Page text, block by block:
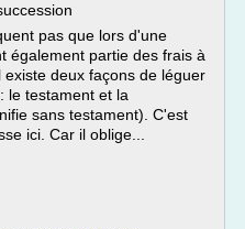
pas que lors d'une
également partie des frais à
deux façons de léguer
le testament et la
sans testament). C'est
ici. Car il oblige...